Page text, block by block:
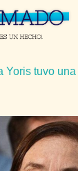
Yoris tuvo